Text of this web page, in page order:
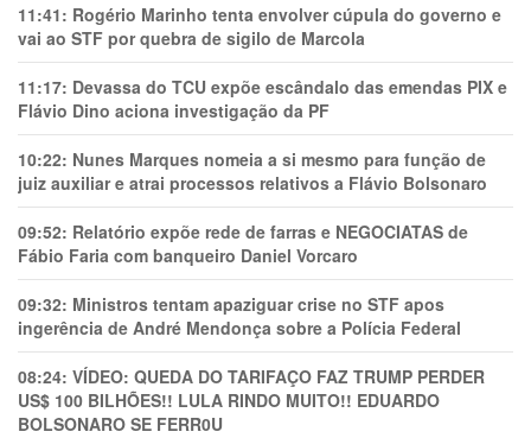
11:41: Rogério Marinho tenta envolver cúpula do governo e
vai ao STF por quebra de sigilo de Marcola
11:17: Devassa do TCU expõe escândalo das emendas PIX e
Flávio Dino aciona investigação da PF
10:22: Nunes Marques nomeia a si mesmo para função de
juiz auxiliar e atrai processos relativos a Flávio Bolsonaro
09:52: Relatório expõe rede de farras e NEGOCIATAS de
Fábio Faria com banqueiro Daniel Vorcaro
09:32: Ministros tentam apaziguar crise no STF apos
ingerência de André Mendonça sobre a Polícia Federal
08:24: VÍDEO: QUEDA DO TARIFAÇO FAZ TRUMP PERDER
US$ 100 BILHÕES!! LULA RINDO MUITO!! EDUARDO
BOLSONARO SE FERR0U